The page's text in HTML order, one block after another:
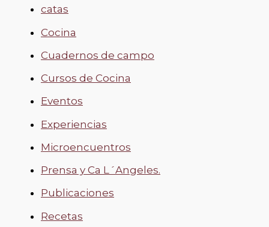
catas
Cocina
Cuadernos de campo
Cursos de Cocina
Eventos
Experiencias
Microencuentros
Prensa y Ca L´Angeles.
Publicaciones
Recetas